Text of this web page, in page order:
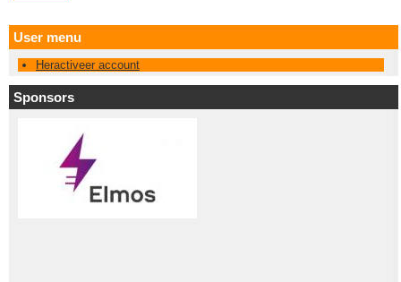
User menu
Heractiveer account
Sponsors